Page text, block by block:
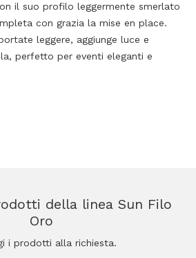
il suo profilo leggermente smerlato
con grazia la mise en place.
leggere, aggiunge luce e
perfetto per eventi eleganti e
della linea Sun Filo
Oro
i prodotti alla richiesta.